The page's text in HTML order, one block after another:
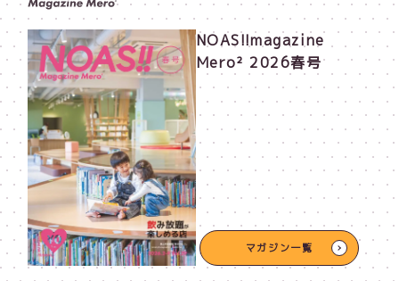
NOAS!!magazine
Mero² 2026春号
マガジン一覧